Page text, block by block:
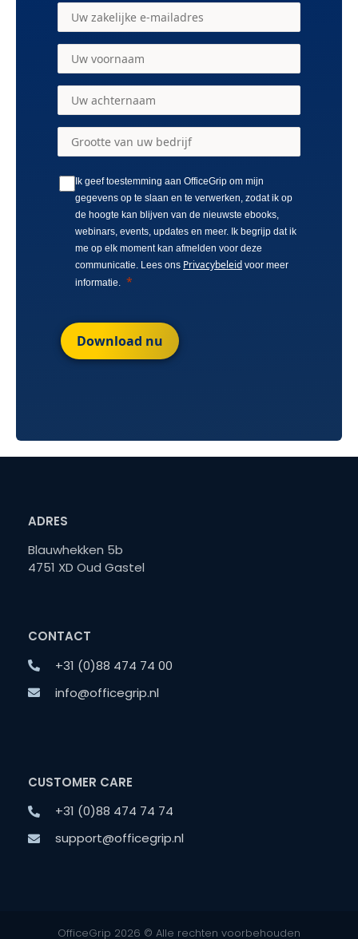
Ik geef toestemming aan OfficeGrip om mijn
gegevens op te slaan en te verwerken, zodat ik op
de hoogte kan blijven van de nieuwste ebooks,
webinars, events, updates en meer. Ik begrijp dat ik
me op elk moment kan afmelden voor deze
communicatie. Lees ons Privacybeleid voor meer
informatie.
Download nu
ADRES
Blauwhekken 5b
4751 XD Oud Gastel
CONTACT
+31 (0)88 474 74 00
info@officegrip.nl
CUSTOMER CARE
+31 (0)88 474 74 74
support@officegrip.nl
OfficeGrip 2026 © Alle rechten voorbehouden